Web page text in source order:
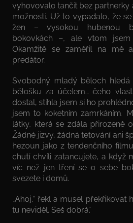
vyhovovalo tančit bez partnerky
možnosti. Už to vypadalo, že
žen – vysokou hubenou
bokovkách –, ale vtom
Okamžitě se zaměřil na mě
predátor.
Svobodný mladý běloch
bělošku za účelem… čeho
dostal, stihla jsem si ho
jsem to koketním zamrkáním.
látky, která se zdála přirozeně
Žádné jizvy, žádná tetování ani
hezoun jako z tendenčního
chutí chvíli zatancujete, a když
víc než jen tření se o sebe
svezete i domů.
„Ahoj,“ řekl a musel překřikovat
tu neviděl. Seš dobrá.“